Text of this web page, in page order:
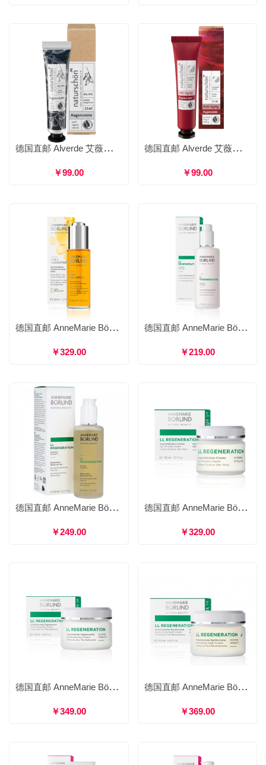
德国直邮 Alverde 艾薇德 自然美丽 橄榄滋润眼霜 补水保湿淡化干纹细纹 15ml
￥99.00
德国直邮 Alverde 艾薇德 自然美丽 石榴紧致眼霜 淡纹提拉保湿提亮 15ml
￥99.00
德国直邮 AnneMarie Börlind 安娜柏林 3合1脸部精油 抗蓝光抗氧化抗衰老 30ml
￥329.00
德国直邮 AnneMarie Börlind 安娜柏林 LL再生洁面乳洗面奶 补水润养紧致肌肤 150ml
￥219.00
德国直邮 AnneMarie Börlind 安娜柏林 LL再生紧致花露凝露 保湿补水提拉紧致 150ml
￥249.00
德国直邮 AnneMarie Börlind 安娜柏林 LL再生紧致抗皱眼霜 滋润肌肤紧提轮廓舒展细纹 30ml
￥329.00
德国直邮 AnneMarie Börlind 安娜柏林 LL再生紧致修复日霜 锁水保湿滋养紧致 50ml
￥349.00
德国直邮 AnneMarie Börlind 安娜柏林 LL再生紧致修复晚霜 深层滋养激活肌底延缓老化 30ml
￥369.00